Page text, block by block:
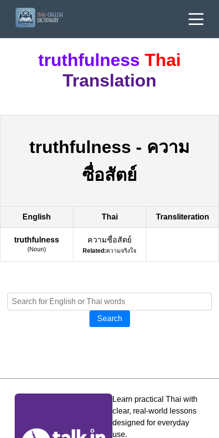
truthfulness Thai
Translation
truthfulness - ความ
ซื่อสัตย์
English Thai Transliteration
truthfulness
(Noun)
ความซื่อสัตย์
Related:ความจริงใจ
Search
Learn practical Thai with
clear, real-world lessons
designed for everyday
use.